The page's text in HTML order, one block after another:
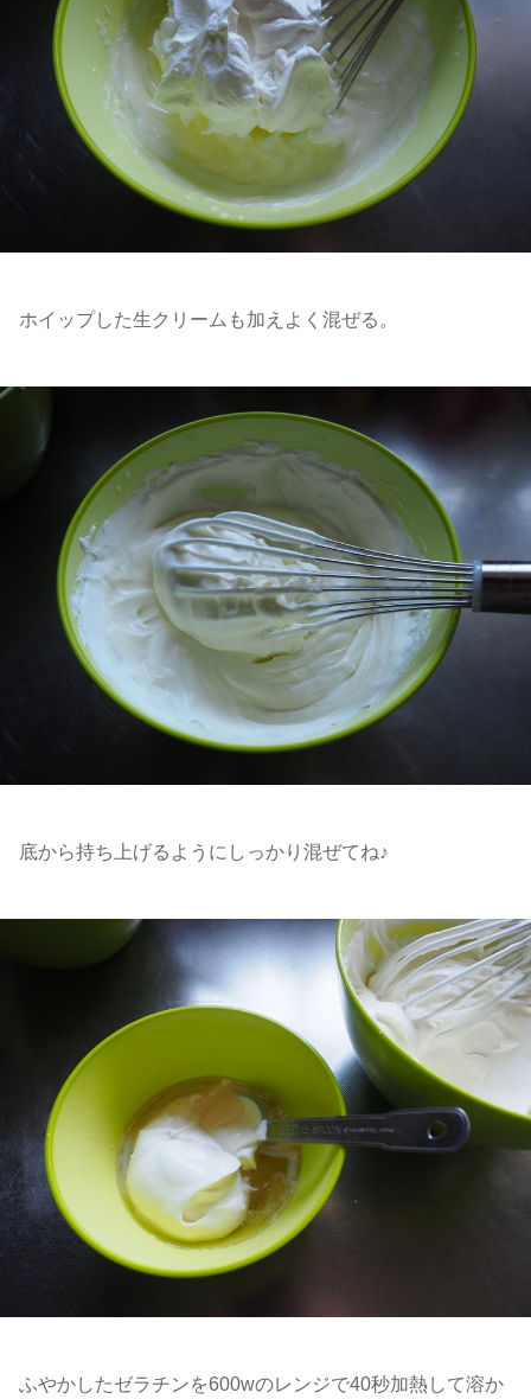
ホイップした生クリームも加えよく混ぜる。
底から持ち上げるようにしっかり混ぜてね♪
ふやかしたゼラチンを600wのレンジで40秒加熱して溶か